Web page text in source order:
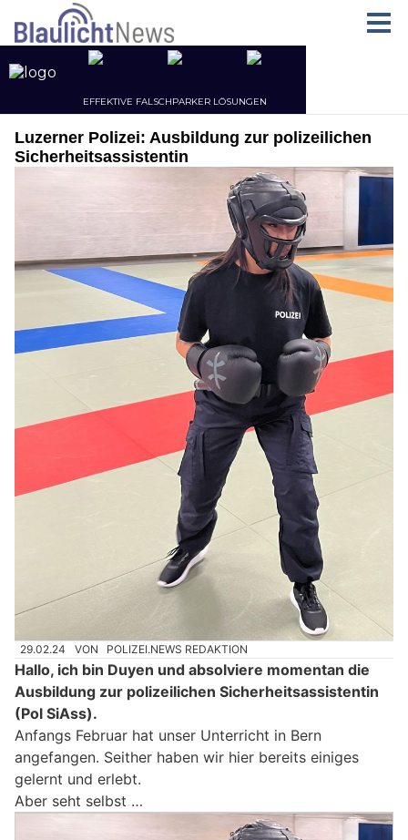
Luzerner Polizei: Ausbildung zur polizeilichen
Sicherheitsassistentin
29.02.24 VON POLIZEI.NEWS REDAKTION
Hallo, ich bin Duyen und absolviere momentan die
Ausbildung zur polizeilichen Sicherheitsassistentin
(Pol SiAss).
Anfangs Februar hat unser Unterricht in Bern
angefangen. Seither haben wir hier bereits einiges
gelernt und erlebt.
Aber seht selbst …